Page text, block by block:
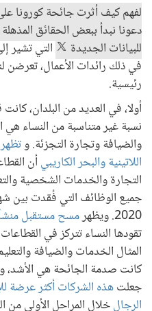
لفهم كيف أثرت جائحة كورونا
دعونا نبدأ ببعض الحقائق
للبيانات الجديدة
التي تشير
في ذلك رائدات الأعمال، تعرضن
رئيسية.
أولا، في العديد من البلدان،
نسبة غير متناسبة من النساء هي
والضيافة وتجارة التجزئة. و
اللاتينية والبحر الكاريبي أن
جميع الوظائف التي فُقدت بين
2020. ويظهر
مسح مستقبل
تقودها النساء تتركز في
المثال الخدمات والضيافة
كانت صدمة الجائحة هي الأشد،
جعلتهذه الشركات أكثر عرضة
الرجالخلال المراحل الأولى من